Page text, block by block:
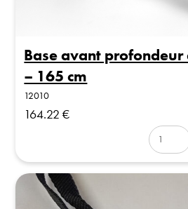
Base avant profondeur
– 165 cm
12010
164.22 €